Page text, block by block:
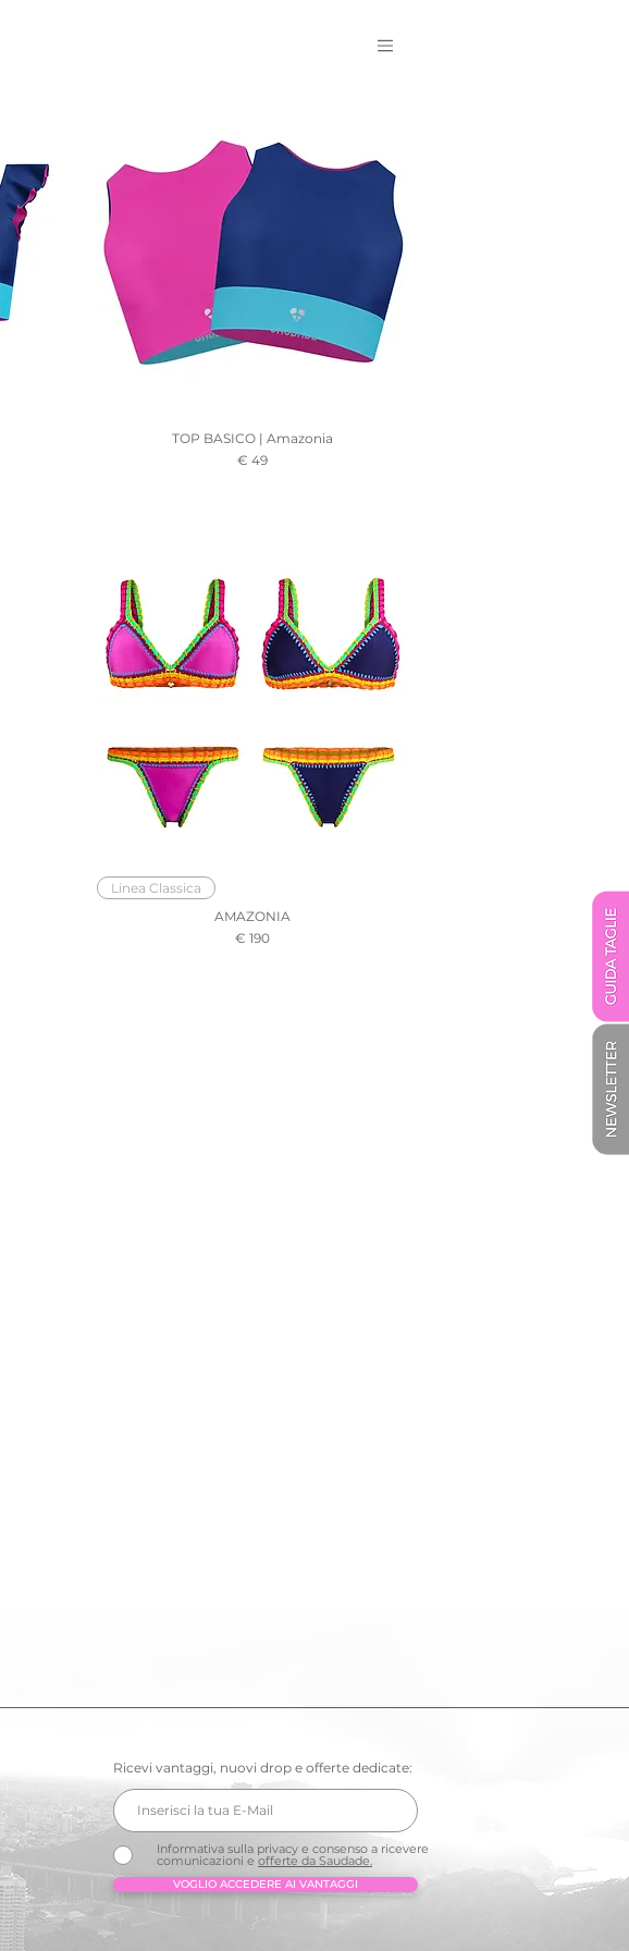
TOP BASICO | Amazonia
Prezzo
€ 49
Linea Classica
AMAZONIA
Prezzo
€ 190
Ricevi vantaggi, nuovi drop e offerte dedicate:
Informativa sulla privacy e consenso a ricevere
comunicazioni e offerte da Saudade.
VOGLIO ACCEDERE AI VANTAGGI